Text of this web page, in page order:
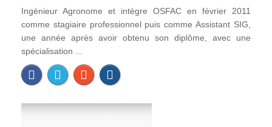
Ingénieur Agronome et intègre OSFAC en février 2011
comme stagiaire professionnel puis comme Assistant SIG,
une année après avoir obtenu son diplôme, avec une
spécialisation ...